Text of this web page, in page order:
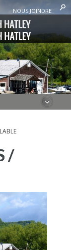
NOUS JOINDRE
/